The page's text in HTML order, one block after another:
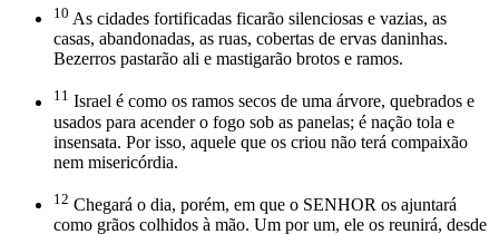
10 As cidades fortificadas ficarão silenciosas e vazias, as
casas, abandonadas, as ruas, cobertas de ervas daninhas.
Bezerros pastarão ali e mastigarão brotos e ramos.
11 Israel é como os ramos secos de uma árvore, quebrados e
usados para acender o fogo sob as panelas; é nação tola e
insensata. Por isso, aquele que os criou não terá compaixão
nem misericórdia.
12 Chegará o dia, porém, em que o SENHOR os ajuntará
como grãos colhidos à mão. Um por um, ele os reunirá, desde